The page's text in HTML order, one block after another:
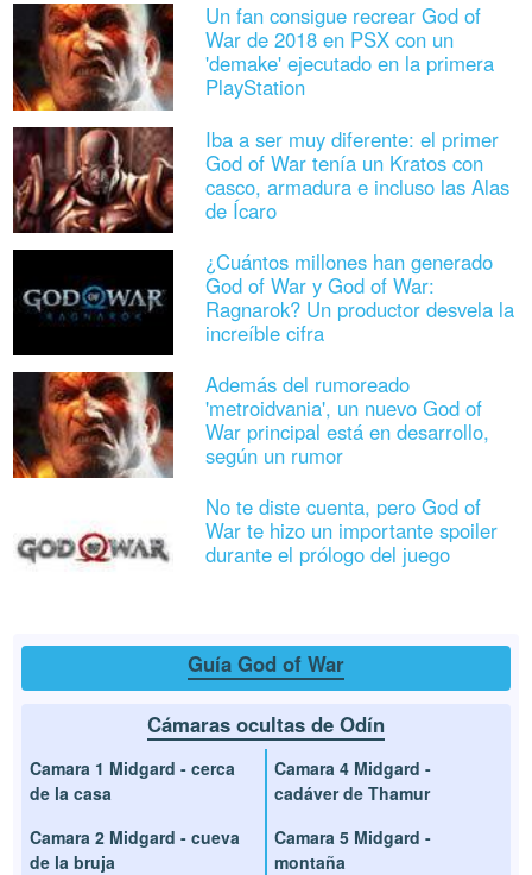
Un fan consigue recrear God of
War de 2018 en PSX con un
'demake' ejecutado en la primera
PlayStation
Iba a ser muy diferente: el primer
God of War tenía un Kratos con
casco, armadura e incluso las Alas
de Ícaro
¿Cuántos millones han generado
God of War y God of War:
Ragnarok? Un productor desvela la
increíble cifra
Además del rumoreado
'metroidvania', un nuevo God of
War principal está en desarrollo,
según un rumor
No te diste cuenta, pero God of
War te hizo un importante spoiler
durante el prólogo del juego
Guía God of War
Cámaras ocultas de Odín
Camara 1 Midgard - cerca
de la casa
Camara 2 Midgard - cueva
de la bruja
Camara 4 Midgard -
cadáver de Thamur
Camara 5 Midgard -
montaña